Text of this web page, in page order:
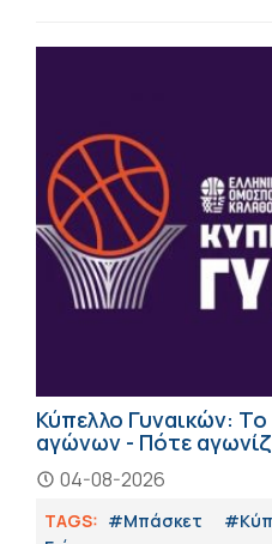
Κύπελλο Γυναικών:
αγώνων - Πότε
04-08-2026
TAGS: #Μπάσκετ